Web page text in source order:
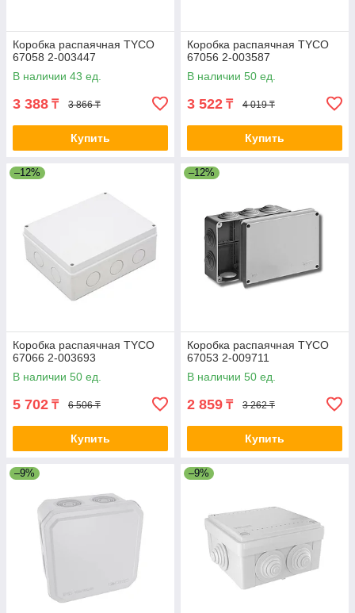
Коробка распаячная ТYCO
67058 2-003447
В наличии 43 ед.
3 388 ₸ 3 866 ₸
Купить
Коробка распаячная ТYCO
67056 2-003587
В наличии 50 ед.
3 522 ₸ 4 019 ₸
Купить
–12%
Коробка распаячная ТYCO
67066 2-003693
В наличии 50 ед.
5 702 ₸ 6 506 ₸
Купить
–12%
Коробка распаячная ТYCO
67053 2-009711
В наличии 50 ед.
2 859 ₸ 3 262 ₸
Купить
–9% –9%